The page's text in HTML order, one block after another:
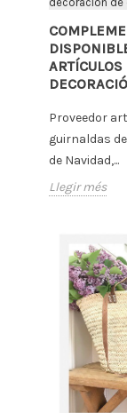
Proveedor
guirnaldas
de Navidad,...
Llegir més